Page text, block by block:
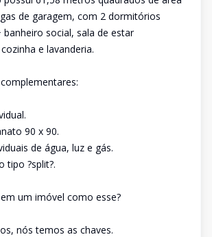
de garagem, com 2 dormitórios
social, sala de estar
e lavanderia.
90 x 90.
de água, luz e gás.
tipo ?split?.
um imóvel como esse?
nós temos as chaves.